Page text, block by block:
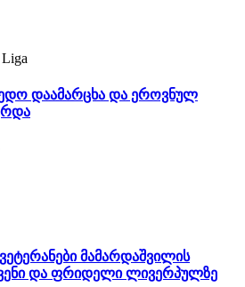
დაამარცხა და ეროვნულ
მამარდაშვილის
და ფრიდელი ლივერპულზე